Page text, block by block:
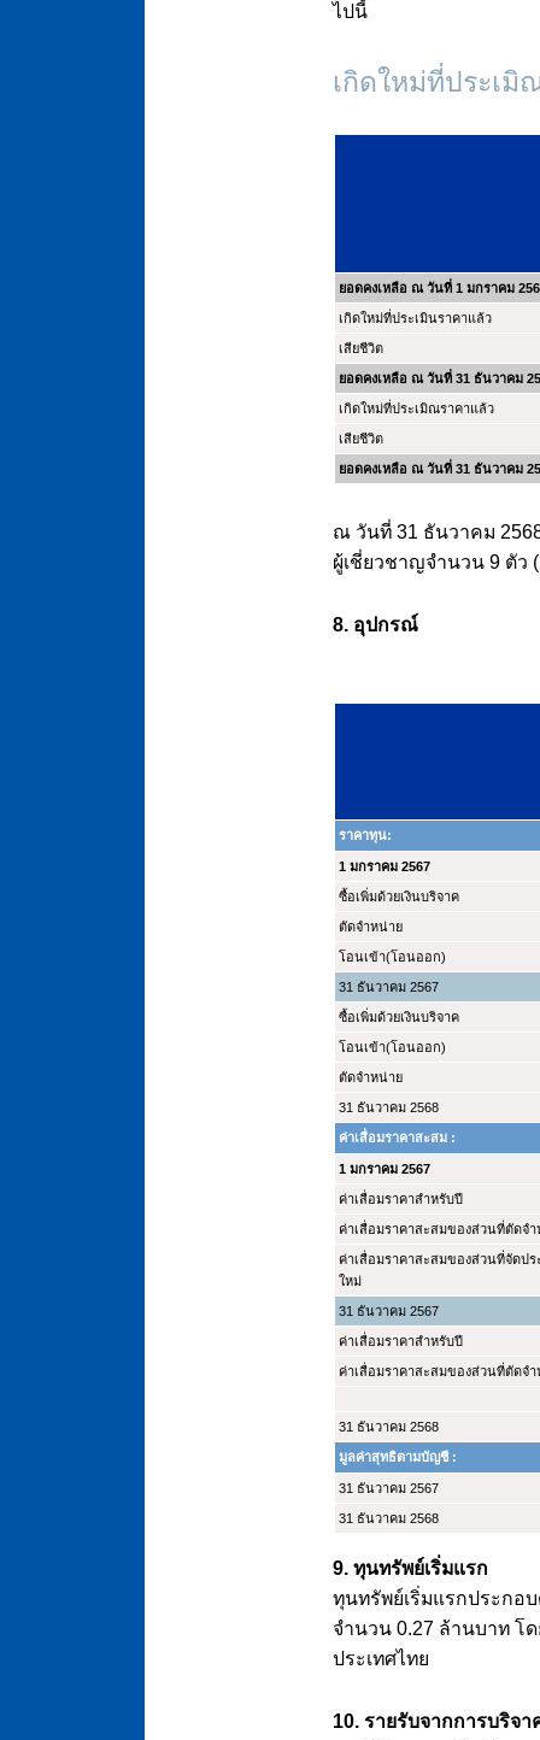
ไปนี้
เกิดใหม่ที่ประเมิ
ยอดคงเหลือ ณ วันที่ 1 มกราคม
เกิดใหม่ที่ประเมินราคาแล้ว
เสียชีวิต
ยอดคงเหลือ ณ วันที่ 31 ธันวาคม
เกิดใหม่ที่ประเมิณราคาแล้ว
เสียชีวิต
ยอดคงเหลือ ณ วันที่ 31 ธันวาคม
ณ วันที่ 31 ธันวาคม
ผู้เชี่ยวชาญจำนวน 9 ตัว
8. อุปกรณ์
ราคาทุน:
1 มกราคม 2567
ซื้อเพิ่มด้วยเงินบริจาค
ตัดจำหน่าย
โอนเข้า(โอนออก)
31 ธันวาคม 2567
ซื้อเพิ่มด้วยเงินบริจาค
โอนเข้า(โอนออก)
ตัดจำหน่าย
31 ธันวาคม 2568
ค่าเสื่อมราคาสะสม :
1 มกราคม 2567
ค่าเสื่อมราคาสำหรับปี
ค่าเสื่อมราคาสะสมของส่วนที่ตัดจำ
ค่าเสื่อมราคาสะสมของส่วนที่จัดปร
ใหม่
31 ธันวาคม 2567
ค่าเสื่อมราคาสำหรับปี
ค่าเสื่อมราคาสะสมของส่วนที่ตัดจำ
31 ธันวาคม 2568
มูลค่าสุทธิตามบัญชี :
31 ธันวาคม 2567
31 ธันวาคม 2568
9. ทุนทรัพย์เริ่มแรก
ทุนทรัพย์เริ่มแรกประกอ
จำนวน 0.27 ล้านบาท โ
ประเทศไทย
10. รายรับจากการบริจา